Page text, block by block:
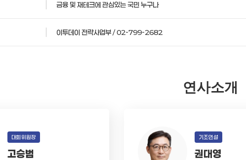
금융 및 재테크에 관심있는 국민 누구나
이투데이 전략사업부 / 02-799-2682
연사소개
대회위원장
고승범
기조연설
권대영